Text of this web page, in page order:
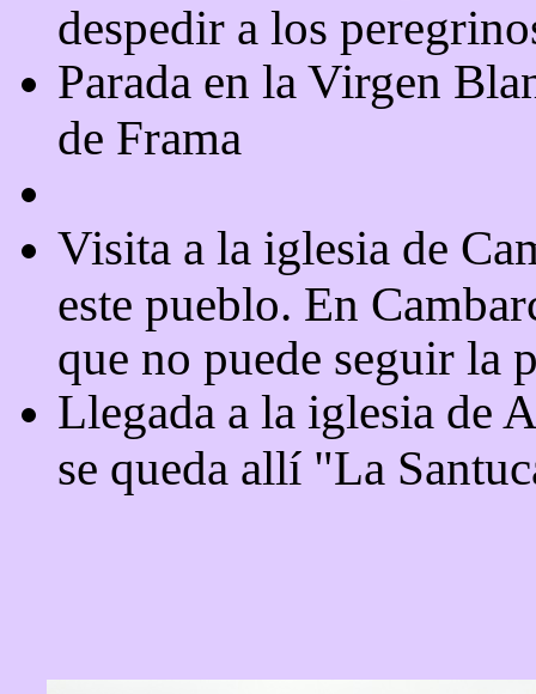
despedir a los
Parada en la Virgen
de Frama
Visita a la iglesia de
este pueblo. En
que no puede seguir la
Llegada a la iglesia de
se queda allí "La